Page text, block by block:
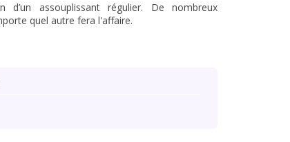
assouplissant régulier. De nombreux
quel autre fera l'affaire.